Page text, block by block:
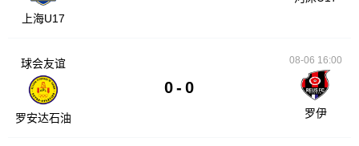
上海U17
球会友谊
罗安达石油
0 - 0
08-06 16:00
罗伊